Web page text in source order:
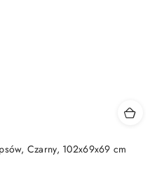
Czarny, 102x69x69 cm